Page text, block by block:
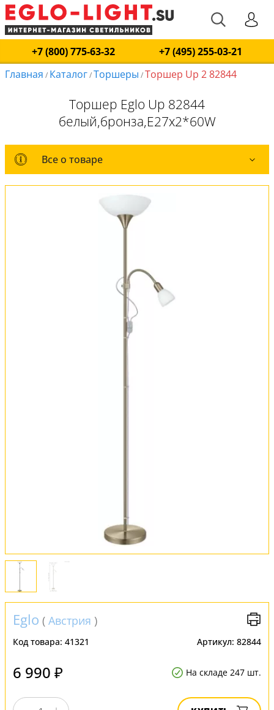
+7 (800) 775-63-32
+7 (495) 255-03-21
Главная / Каталог/Торшеры /Торшер Up 2 82844
Торшер Eglo Up 82844
белый,бронза,E27x2*60W
Все о товаре
Все о товаре
Комплект лампочек
Оплата и доставка
Eglo ( Австрия )
Код товара: 41321 Артикул: 82844
6 990 ₽ На складе 247 шт.